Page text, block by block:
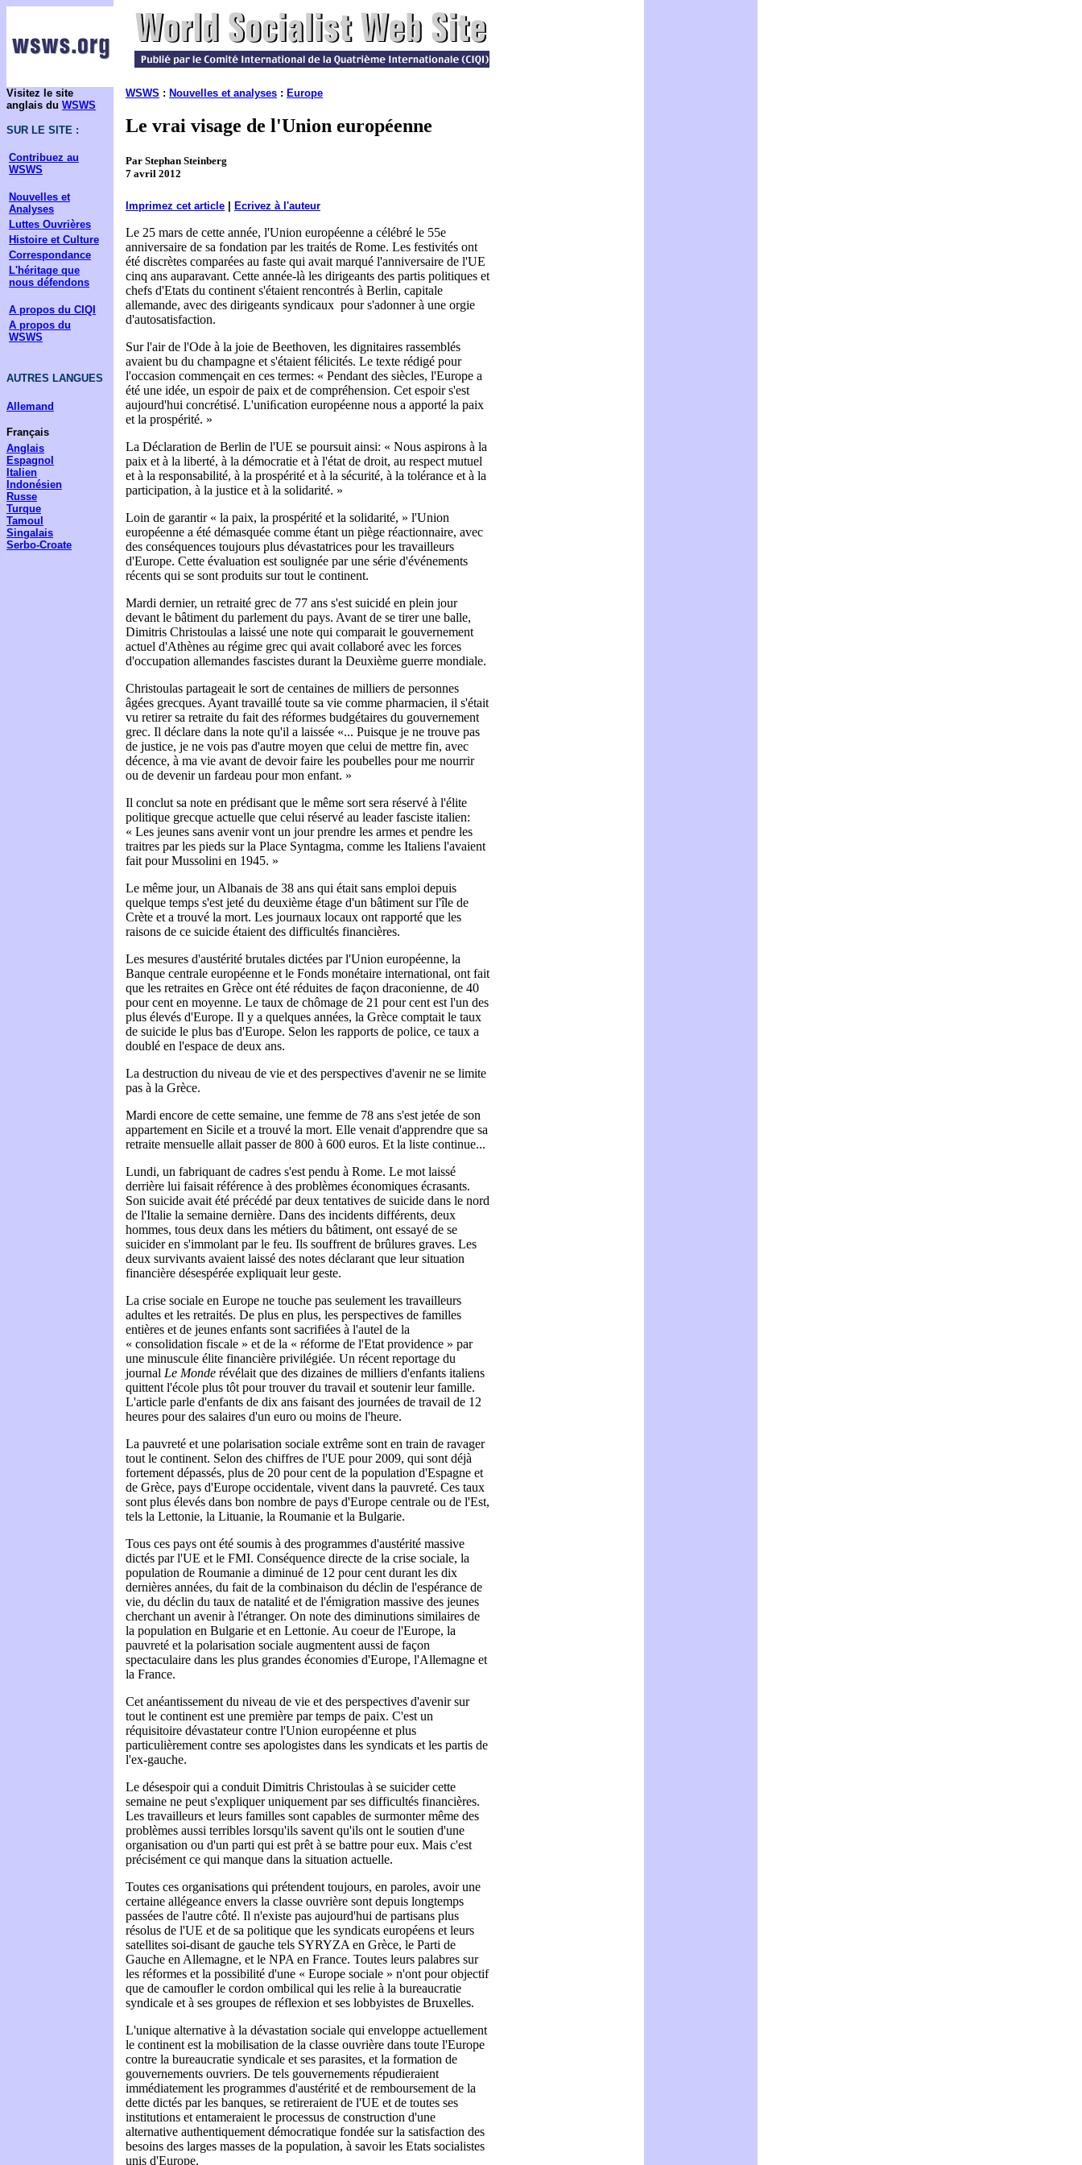
Visitez le site
anglais du WSWS
SUR LE SITE :
Contribuez au
WSWS
Nouvelles et
Analyses
Luttes Ouvrières
Histoire et Culture
Correspondance
L'héritage que
nous défendons
A propos du CIQI
A propos du
WSWS
AUTRES LANGUES
Allemand
Français
Anglais
Espagnol
Italien
Indonésien
Russe
Turque
Tamoul
Singalais
Serbo-Croate
WSWS : Nouvelles et analyses : Europe
Le vrai visage de l'Union européenne
Par Stephan Steinberg
7 avril 2012
Imprimez cet article Ecrivez à l'auteur
Le 25 mars de cette année, l'Union européenne a célébré le 55e
anniversaire de sa fondation par les traités de Rome. Les festivités ont
été discrètes comparées au faste qui avait marqué l'anniversaire de l'UE
cinq ans auparavant. Cette année-là les dirigeants des partis politiques et
chefs d'Etats du continent s'étaient rencontrés à Berlin, capitale
allemande, avec des dirigeants syndicaux pour s'adonner à une orgie
d'autosatisfaction.
Sur l'air de l'Ode à la joie de Beethoven, les dignitaires rassemblés
avaient bu du champagne et s'étaient félicités. Le texte rédigé pour
l'occasion commençait en ces termes: « Pendant des siècles, l'Europe a
été une idée, un espoir de paix et de compréhension. Cet espoir s'est
aujourd'hui concrétisé. L'uniﬁcation européenne nous a apporté la paix
et la prospérité. »
La Déclaration de Berlin de l'UE se poursuit ainsi: « Nous aspirons à la
paix et à la liberté, à la démocratie et à l'état de droit, au respect mutuel
et à la responsabilité, à la prospérité et à la sécurité, à la tolérance et à la
participation, à la justice et à la solidarité. »
Loin de garantir « la paix, la prospérité et la solidarité, » l'Union
européenne a été démasquée comme étant un piège réactionnaire, avec
des conséquences toujours plus dévastatrices pour les travailleurs
d'Europe. Cette évaluation est soulignée par une série d'événements
récents qui se sont produits sur tout le continent.
Mardi dernier, un retraité grec de 77 ans s'est suicidé en plein jour
devant le bâtiment du parlement du pays. Avant de se tirer une balle,
Dimitris Christoulas a laissé une note qui comparait le gouvernement
actuel d'Athènes au régime grec qui avait collaboré avec les forces
d'occupation allemandes fascistes durant la Deuxième guerre mondiale.
Christoulas partageait le sort de centaines de milliers de personnes
âgées grecques. Ayant travaillé toute sa vie comme pharmacien, il s'était
vu retirer sa retraite du fait des réformes budgétaires du gouvernement
grec. Il déclare dans la note qu'il a laissée «... Puisque je ne trouve pas
de justice, je ne vois pas d'autre moyen que celui de mettre fin, avec
décence, à ma vie avant de devoir faire les poubelles pour me nourrir
ou de devenir un fardeau pour mon enfant. »
Il conclut sa note en prédisant que le même sort sera réservé à l'élite
politique grecque actuelle que celui réservé au leader fasciste italien:
« Les jeunes sans avenir vont un jour prendre les armes et pendre les
traitres par les pieds sur la Place Syntagma, comme les Italiens l'avaient
fait pour Mussolini en 1945. »
Le même jour, un Albanais de 38 ans qui était sans emploi depuis
quelque temps s'est jeté du deuxième étage d'un bâtiment sur l'île de
Crète et a trouvé la mort. Les journaux locaux ont rapporté que les
raisons de ce suicide étaient des difficultés financières.
Les mesures d'austérité brutales dictées par l'Union européenne, la
Banque centrale européenne et le Fonds monétaire international, ont fait
que les retraites en Grèce ont été réduites de façon draconienne, de 40
pour cent en moyenne. Le taux de chômage de 21 pour cent est l'un des
plus élevés d'Europe. Il y a quelques années, la Grèce comptait le taux
de suicide le plus bas d'Europe. Selon les rapports de police, ce taux a
doublé en l'espace de deux ans.
La destruction du niveau de vie et des perspectives d'avenir ne se limite
pas à la Grèce.
Mardi encore de cette semaine, une femme de 78 ans s'est jetée de son
appartement en Sicile et a trouvé la mort. Elle venait d'apprendre que sa
retraite mensuelle allait passer de 800 à 600 euros. Et la liste continue...
Lundi, un fabriquant de cadres s'est pendu à Rome. Le mot laissé
derrière lui faisait référence à des problèmes économiques écrasants.
Son suicide avait été précédé par deux tentatives de suicide dans le nord
de l'Italie la semaine dernière. Dans des incidents différents, deux
hommes, tous deux dans les métiers du bâtiment, ont essayé de se
suicider en s'immolant par le feu. Ils souffrent de brûlures graves. Les
deux survivants avaient laissé des notes déclarant que leur situation
financière désespérée expliquait leur geste.
La crise sociale en Europe ne touche pas seulement les travailleurs
adultes et les retraités. De plus en plus, les perspectives de familles
entières et de jeunes enfants sont sacrifiées à l'autel de la
« consolidation fiscale » et de la « réforme de l'Etat providence » par
une minuscule élite financière privilégiée. Un récent reportage du
journal Le Monde révélait que des dizaines de milliers d'enfants italiens
quittent l'école plus tôt pour trouver du travail et soutenir leur famille.
L'article parle d'enfants de dix ans faisant des journées de travail de 12
heures pour des salaires d'un euro ou moins de l'heure.
La pauvreté et une polarisation sociale extrême sont en train de ravager
tout le continent. Selon des chiffres de l'UE pour 2009, qui sont déjà
fortement dépassés, plus de 20 pour cent de la population d'Espagne et
de Grèce, pays d'Europe occidentale, vivent dans la pauvreté. Ces taux
sont plus élevés dans bon nombre de pays d'Europe centrale ou de l'Est,
tels la Lettonie, la Lituanie, la Roumanie et la Bulgarie.
Tous ces pays ont été soumis à des programmes d'austérité massive
dictés par l'UE et le FMI. Conséquence directe de la crise sociale, la
population de Roumanie a diminué de 12 pour cent durant les dix
dernières années, du fait de la combinaison du déclin de l'espérance de
vie, du déclin du taux de natalité et de l'émigration massive des jeunes
cherchant un avenir à l'étranger. On note des diminutions similaires de
la population en Bulgarie et en Lettonie. Au coeur de l'Europe, la
pauvreté et la polarisation sociale augmentent aussi de façon
spectaculaire dans les plus grandes économies d'Europe, l'Allemagne et
la France.
Cet anéantissement du niveau de vie et des perspectives d'avenir sur
tout le continent est une première par temps de paix. C'est un
réquisitoire dévastateur contre l'Union européenne et plus
particulièrement contre ses apologistes dans les syndicats et les partis de
l'ex-gauche.
Le désespoir qui a conduit Dimitris Christoulas à se suicider cette
semaine ne peut s'expliquer uniquement par ses difficultés financières.
Les travailleurs et leurs familles sont capables de surmonter même des
problèmes aussi terribles lorsqu'ils savent qu'ils ont le soutien d'une
organisation ou d'un parti qui est prêt à se battre pour eux. Mais c'est
précisément ce qui manque dans la situation actuelle.
Toutes ces organisations qui prétendent toujours, en paroles, avoir une
certaine allégeance envers la classe ouvrière sont depuis longtemps
passées de l'autre côté. Il n'existe pas aujourd'hui de partisans plus
résolus de l'UE et de sa politique que les syndicats européens et leurs
satellites soi-disant de gauche tels SYRYZA en Grèce, le Parti de
Gauche en Allemagne, et le NPA en France. Toutes leurs palabres sur
les réformes et la possibilité d'une « Europe sociale » n'ont pour objectif
que de camoufler le cordon ombilical qui les relie à la bureaucratie
syndicale et à ses groupes de réflexion et ses lobbyistes de Bruxelles.
L'unique alternative à la dévastation sociale qui enveloppe actuellement
le continent est la mobilisation de la classe ouvrière dans toute l'Europe
contre la bureaucratie syndicale et ses parasites, et la formation de
gouvernements ouvriers. De tels gouvernements répudieraient
immédiatement les programmes d'austérité et de remboursement de la
dette dictés par les banques, se retireraient de l'UE et de toutes ses
institutions et entameraient le processus de construction d'une
alternative authentiquement démocratique fondée sur la satisfaction des
besoins des larges masses de la population, à savoir les Etats socialistes
unis d'Europe.